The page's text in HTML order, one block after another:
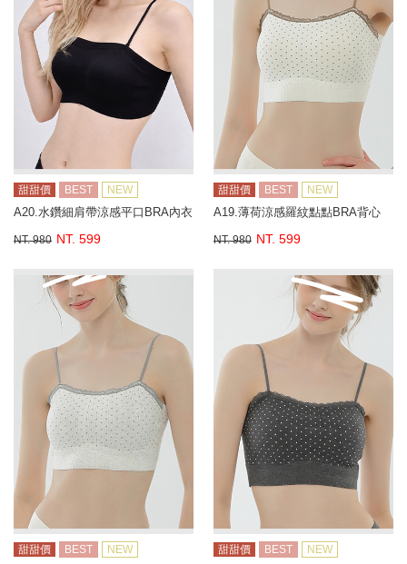
甜甜價 BEST NEW
A20.水鑽細肩帶涼感平口BRA內衣
NT. 980 NT. 599
甜甜價 BEST NEW
A19.薄荷涼感羅紋點點BRA背心
NT. 980 NT. 599
甜甜價 BEST NEW 甜甜價 BEST NEW